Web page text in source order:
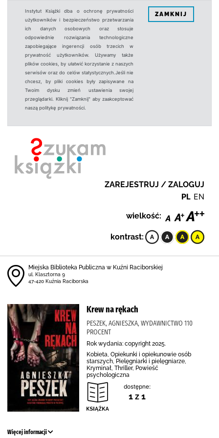
Instytut Książki dba o ochronę prywatności
użytkowników i bezpieczeństwo przetwarzania
ich danych osobowych oraz stosuje
odpowiednie rozwiązania technologiczne
zapobiegające ingerencji osób trzecich w
prywatność użytkowników. Używamy także
plików cookies, by ułatwić korzystanie z naszych
serwisów oraz do celów statystycznych.Jeśli nie
chcesz, by pliki cookies były zapisywane na
Twoim dysku zmień ustawienia swojej
przeglądarki. Kliknij "Zamknij" aby zaakceptować
naszą politykę prywatności.
ZAMKNIJ
ZAREJESTRUJ / ZALOGUJ
PL EN
wielkość:
kontrast:
Miejska Biblioteka Publiczna w Kuźni Raciborskiej
ul. Klasztorna 9
47-420 Kuźnia Raciborska
Krew na rękach
PESZEK, AGNIESZKA, WYDAWNICTWO 110
PROCENT
Rok wydania: copyright 2025.
Kobieta, Opiekunki i opiekunowie osób
starszych, Pielęgniarki i pielęgniarze,
Kryminał, Thriller, Powieść
psychologiczna
dostępne:
1 z 1
Więcej informacji